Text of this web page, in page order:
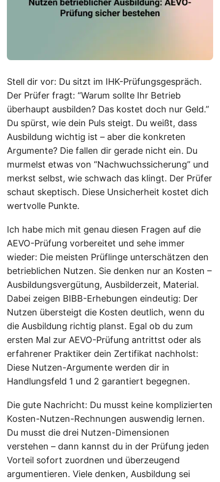
Stell dir vor: Du sitzt im IHK-Prüfungsgespräch.
Der Prüfer fragt: “Warum sollte Ihr Betrieb
überhaupt ausbilden? Das kostet doch nur Geld.”
Du spürst, wie dein Puls steigt. Du weißt, dass
Ausbildung wichtig ist – aber die konkreten
Argumente? Die fallen dir gerade nicht ein. Du
murmelst etwas von “Nachwuchssicherung” und
merkst selbst, wie schwach das klingt. Der Prüfer
schaut skeptisch. Diese Unsicherheit kostet dich
wertvolle Punkte.
Ich habe mich mit genau diesen Fragen auf die
AEVO-Prüfung vorbereitet und sehe immer
wieder: Die meisten Prüflinge unterschätzen den
betrieblichen Nutzen. Sie denken nur an Kosten –
Ausbildungsvergütung, Ausbilderzeit, Material.
Dabei zeigen BIBB-Erhebungen eindeutig: Der
Nutzen übersteigt die Kosten deutlich, wenn du
die Ausbildung richtig planst. Egal ob du zum
ersten Mal zur AEVO-Prüfung antrittst oder als
erfahrener Praktiker dein Zertifikat nachholst:
Diese Nutzen-Argumente werden dir in
Handlungsfeld 1 und 2 garantiert begegnen.
Die gute Nachricht: Du musst keine komplizierten
Kosten-Nutzen-Rechnungen auswendig lernen.
Du musst die drei Nutzen-Dimensionen
verstehen – dann kannst du in der Prüfung jeden
Vorteil sofort zuordnen und überzeugend
argumentieren. Viele denken, Ausbildung sei